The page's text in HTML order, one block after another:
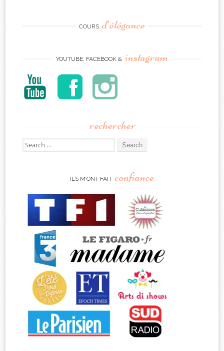
COURS d’élégance
YOUTUBE, FACEBOOK & instagram
rechercher
Search
for:
ILS M’ONT FAIT confiance